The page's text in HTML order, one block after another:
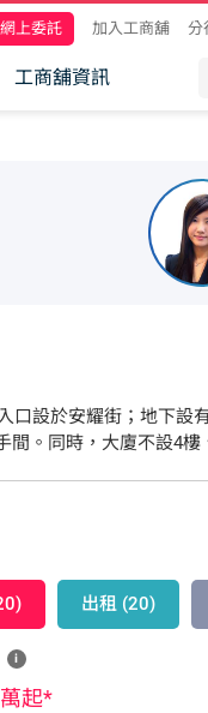
網上委託 加入工商舖 分
工商舖資訊
口設於安耀街；地下設
出租 (20)
i
萬起*